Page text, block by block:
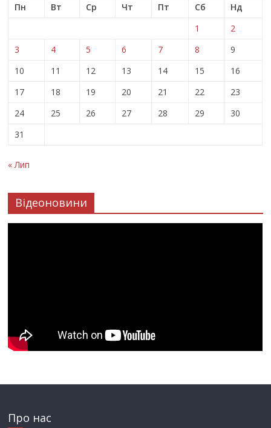
Пн
Вт Ср Чт Пт Сб
Нд
1
2
3
4 5 6 7 8
9
10
11 12 13 14 15
16
17
18 19 20 21 22
23
24
25 26 27 28 29
30
31
« Лип
Відеоновини
Про нас